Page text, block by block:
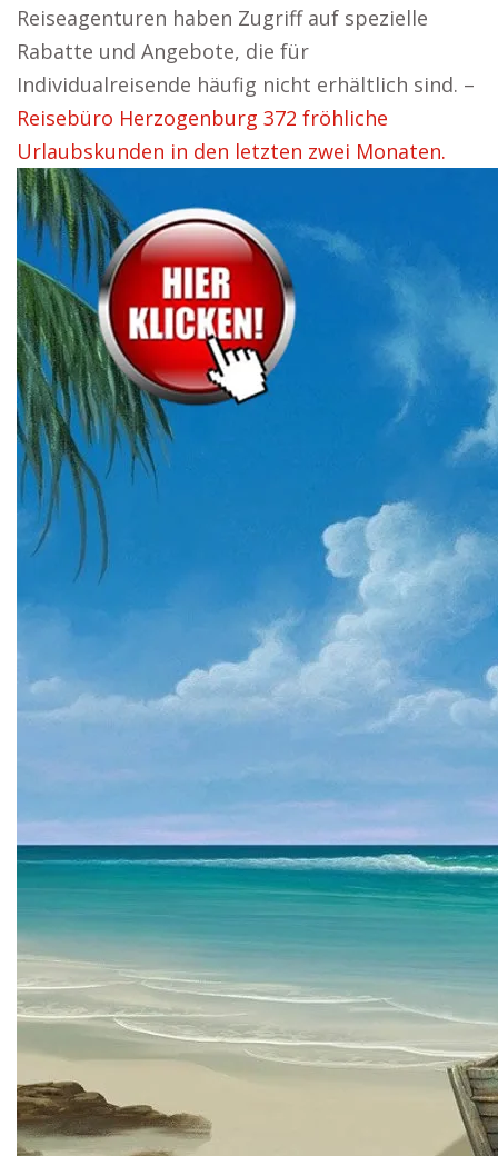
Reiseagenturen haben Zugriff auf spezielle
Rabatte und Angebote, die für
Individualreisende häufig nicht erhältlich sind. –
Reisebüro Herzogenburg 372 fröhliche
Urlaubskunden in den letzten zwei Monaten.